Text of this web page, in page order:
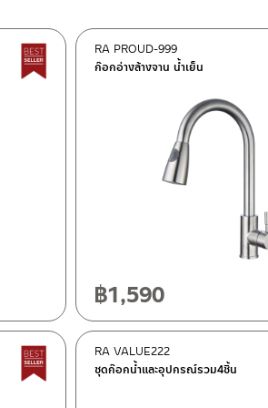
Best Seller สินค้าขายดี
ก๊อกอ่างล้างจาน น้ำเย็น
RA PROUD-999
฿1,590
Best Seller สินค้าขายดี
ชุดก๊อกน้ำและอุปกรณ์รวม4ชิ้น
RA VALUE222